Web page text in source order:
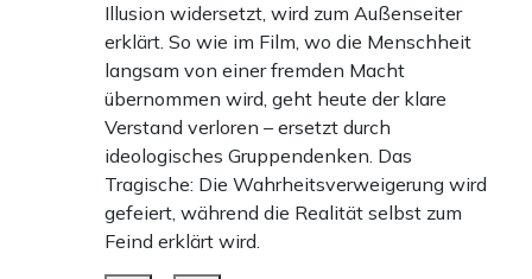
Illusion widersetzt, wird zum Außenseiter
erklärt. So wie im Film, wo die Menschheit
langsam von einer fremden Macht
übernommen wird, geht heute der klare
Verstand verloren – ersetzt durch
ideologisches Gruppendenken. Das
Tragische: Die Wahrheitsverweigerung wird
gefeiert, während die Realität selbst zum
Feind erklärt wird.